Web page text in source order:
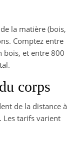
la matière (bois,
Comptez entre
bois, et entre 800
corps
de la distance à
Les tarifs varient